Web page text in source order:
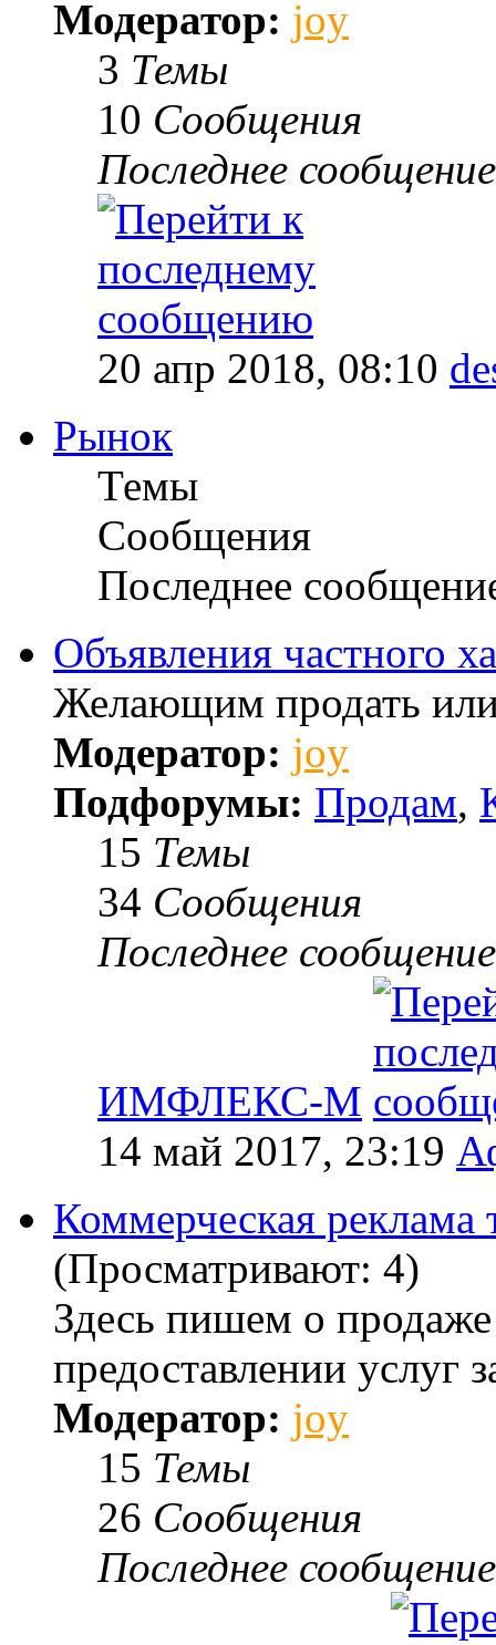
Модератор: joy
3 Темы
10 Сообщения
Последнее сообщение
20 апр 2018, 08:10
Рынок
Темы
Сообщения
Последнее
Объявления частного
Желающим продать
Модератор: joy
Подфорумы: Продам,
15 Темы
34 Сообщения
Последнее сообщение
ИМФЛЕКС-М
14 май 2017, 23:19
Коммерческая реклама
(Просматривают: 4)
Здесь пишем о
предоставлении услуг
Модератор: joy
15 Темы
26 Сообщения
Последнее сообщение